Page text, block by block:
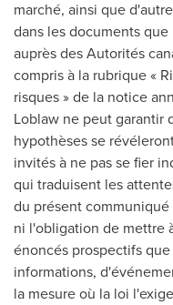
marché, ainsi que
dans les documents
auprès des Autorités
compris à la rubrique «
risques » de la notice
Loblaw ne peut garantir
hypothèses se
invités à ne pas se fier
qui traduisent les
du présent
ni l'obligation de mettre
énoncés prospectifs
informations,
la mesure où la loi